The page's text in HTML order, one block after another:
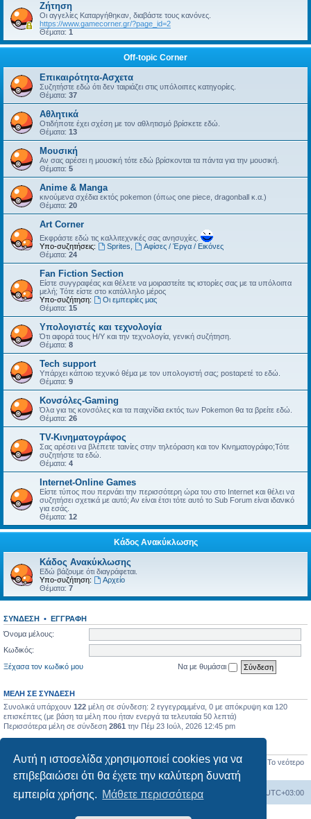
Αυτή η ιστοσελίδα χρησιμοποιεί cookies για να
επιβεβαιώσει ότι θα έχετε την καλύτερη δυνατή
εμπειρία χρήσης. Μάθετε περισσότερα
Ζήτηση
Οι αγγελίες Καταργήθηκαν, διαβάστε τους κανόνες.
https://www.gamecorner.gr/?page_id=2
Θέματα: 1
Off-topic Corner
Επικαιρότητα-Ασχετα
Συζητήστε εδώ ότι δεν ταιριάζει στις υπόλοιπες κατηγορίες.
Θέματα: 37
Αθλητικά
Οτιδήποτε έχει σχέση με τον αθλητισμό βρίσκετε εδώ.
Θέματα: 13
Μουσική
Αν σας αρέσει η μουσική τότε εδώ βρίσκονται τα πάντα για την μουσική.
Θέματα: 5
Anime & Manga
κινούμενα σχέδια εκτός pokemon (όπως one piece, dragonball κ.α.)
Θέματα: 20
Art Corner
Εκφράστε εδώ τις καλλιτεχνικές σας ανησυχίες.
Υπο-συζητήσεις:
Sprites
Αφίσες / Έργα / Εικόνες
Θέματα: 24
Fan Fiction Section
Είστε συγγραφέας και θέλετε να μοιραστείτε τις ιστορίες σας με τα υπόλοιπα
μελή; Τότε είστε στο κατάλληλο μέρος
Υπο-συζήτηση:
Οι εμπειρίες μας
Θέματα: 15
Υπολογιστές και τεχνολογία
Ότι αφορά τους Η/Υ και την τεχνολογία, γενική συζήτηση.
Θέματα: 8
Tech support
Υπάρχει κάποιο τεχνικό θέμα με τον υπολογιστή σας; postαρετέ το εδώ.
Θέματα: 9
Kονσόλες-Gaming
Όλα για τις κονσόλες και τα παιχνίδια εκτός των Pokemon θα τα βρείτε εδώ.
Θέματα: 26
TV-Κινηματογράφος
Σας αρέσει να βλέπετε ταινίες στην τηλεόραση και τον Κινηματογράφο;Τότε
συζητήστε τα εδώ.
Θέματα: 4
Internet-Online Games
Είστε τύπος που περνάει την περισσότερη ώρα του στο Internet και θέλει να
συζητήσει σχετικά με αυτό; Αν είναι έτσι τότε αυτό το Sub Forum είναι ιδανικό
για εσάς.
Θέματα: 12
Κάδος Ανακύκλωσης
Κάδος Ανακύκλωσης
Εδώ βάζουμε ότι διαγράφεται.
Υπο-συζήτηση:
Αρχείο
Θέματα: 7
ΣΎΝΔΕΣΗ • ΕΓΓΡΑΦΉ
Όνομα μέλους:
Κωδικός:
Ξέχασα τον κωδικό μου
Να με θυμάσαι
ΜΈΛΗ ΣΕ ΣΎΝΔΕΣΗ
Συνολικά υπάρχουν 122 μέλη σε σύνδεση: 2 εγγεγραμμένα, 0 με απόκρυψη και 120
επισκέπτες (με βάση τα μέλη που ήταν ενεργά τα τελευταία 50 λεπτά)
Περισσότερα μέλη σε σύνδεση 2861 την Πέμ 23 Ιούλ, 2026 12:45 pm
Συνολικές δημοσιεύσεις17450• Σύνολο θεμάτων 656• Σύνολο μελών
• Το νεότερο
μέλος μαςBlueHorizon
Ευρετήριο Δ. Συζήτησης Όλοι οι χρόνοι είναι UTC+03:00
Δημιουργήθηκε απόphpBB® Forum Software © phpBB Limited